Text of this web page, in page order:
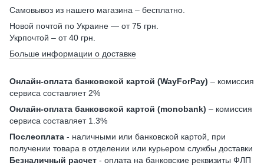
Самовывоз из нашего магазина – бесплатно.
Новой почтой по Украине — от 75 грн.
Укрпочтой – от 40 грн.
Больше информации о доставке
Онлайн-оплата банковской картой (WayForPay) – комиссия
сервиса составляет 2%
Онлайн-оплата банковской картой (monobank) – комиссия
сервиса составляет 1.3%
Послеоплата - наличными или банковской картой, при
получении товара в отделении или курьером службы доставки
Безналичный расчет - оплата на банковские реквизиты ФЛП